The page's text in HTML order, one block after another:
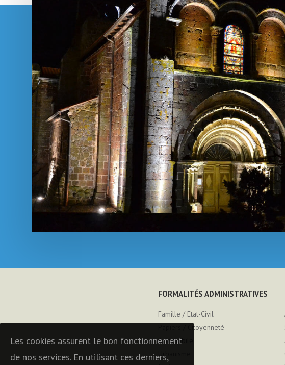
FORMALITÉS ADMINISTRATIVES
Famille / Etat-Civil
Papiers / Citoyenneté
Automobile
Urbanisme
Les cookies assurent le bon fonctionnement
de nos services. En utilisant ces derniers,